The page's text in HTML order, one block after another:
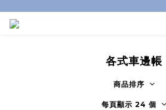
各式車邊帳
商品排序
每頁顯示 24 個